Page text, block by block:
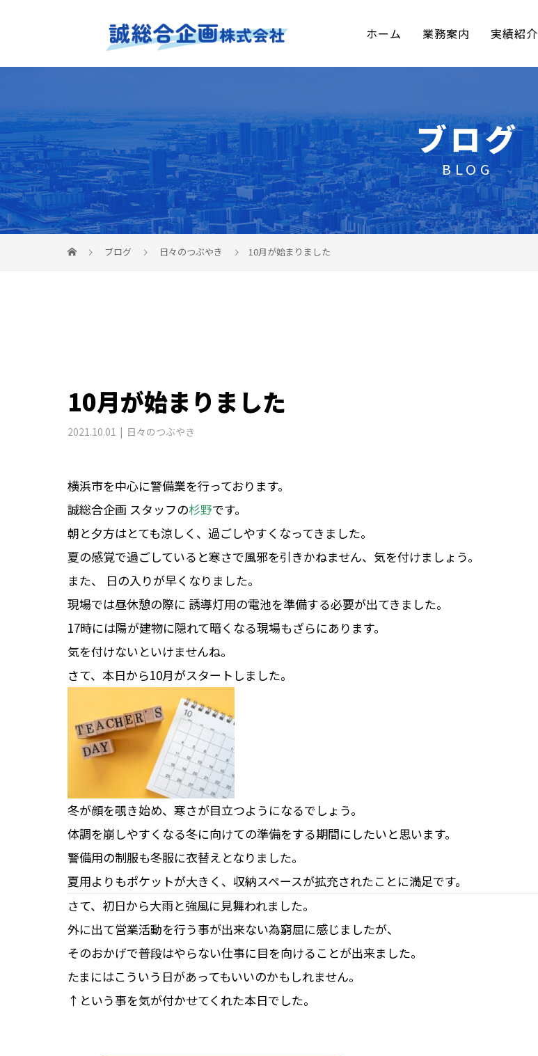
ホーム 業務案内 実績紹介
ブログ
BLOG
ブログ 日々のつぶやき 10月が始まりました
10月が始まりました
2021.10.01 日々のつぶやき
横浜市を中心に警備業を行っております。
誠総合企画 スタッフの杉野です。
朝と夕方はとても涼しく、過ごしやすくなってきました。
夏の感覚で過ごしていると寒さで風邪を引きかねません、気を付けましょう。
また、 日の入りが早くなりました。
現場では昼休憩の際に 誘導灯用の電池を準備する必要が出てきました。
17時には陽が建物に隠れて暗くなる現場もざらにあります。
気を付けないといけませんね。
さて、本日から10月がスタートしました。
冬が顔を覗き始め、寒さが目立つようになるでしょう。
体調を崩しやすくなる冬に向けての準備をする期間にしたいと思います。
警備用の制服も冬服に衣替えとなりました。
夏用よりもポケットが大きく、収納スペースが拡充されたことに満足です。
さて、初日から大雨と強風に見舞われました。
外に出て営業活動を行う事が出来ない為窮屈に感じましたが、
そのおかげで普段はやらない仕事に目を向けることが出来ました。
たまにはこういう日があってもいいのかもしれません。
↑という事を気が付かせてくれた本日でした。